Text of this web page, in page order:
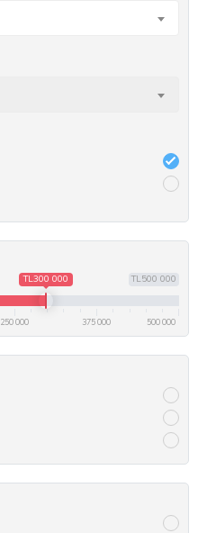
TL500 000
TL300 000
250 000 375 000 500 000